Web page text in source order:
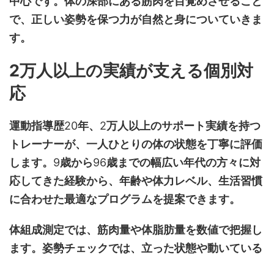
で、正しい姿勢を保つ力が自然と身についていきま
す。
2万人以上の実績が支える個別対
応
運動指導歴20年、 2万人以上のサポート実績を持つ
トレーナーが、一人ひとりの体の状態を丁寧に評価
します。 9歳から96歳までの幅広い年代の方々に対
応してきた経験から、年齢や体力レベル、生活習慣
に合わせた最適なプログラムを提案できます。
体組成測定では、筋肉量や体脂肪量を数値で把握し
ます。姿勢チェックでは、立った状態や動いている